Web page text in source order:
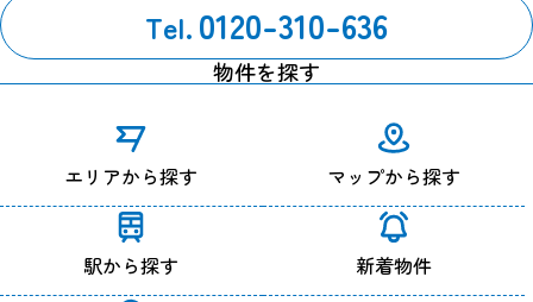
2024年7月1日 改定
Tel. 0120-310-636
物件を探す
エリアから探す マップから探す
駅から探す 新着物件